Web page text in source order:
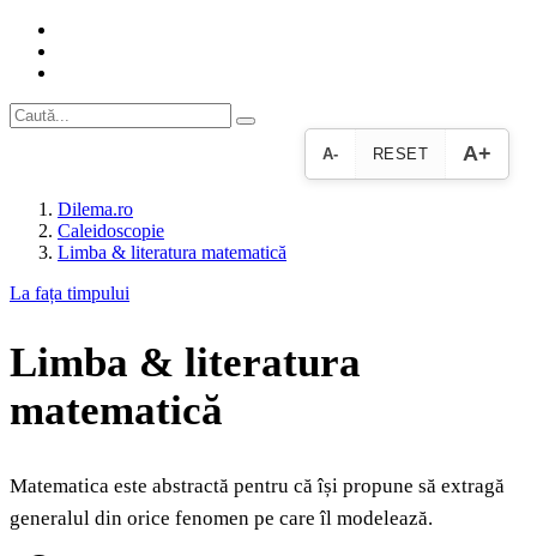
A- RESET A+
Dilema.ro
Caleidoscopie
Limba & literatura matematică
La fața timpului
Limba & literatura
matematică
Matematica este abstractă pentru că își propune să extragă
generalul din orice fenomen pe care îl modelează.